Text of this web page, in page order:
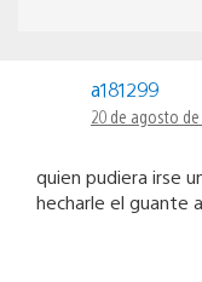
a181299
20 de agosto
quien pudiera irse
hecharle el guante